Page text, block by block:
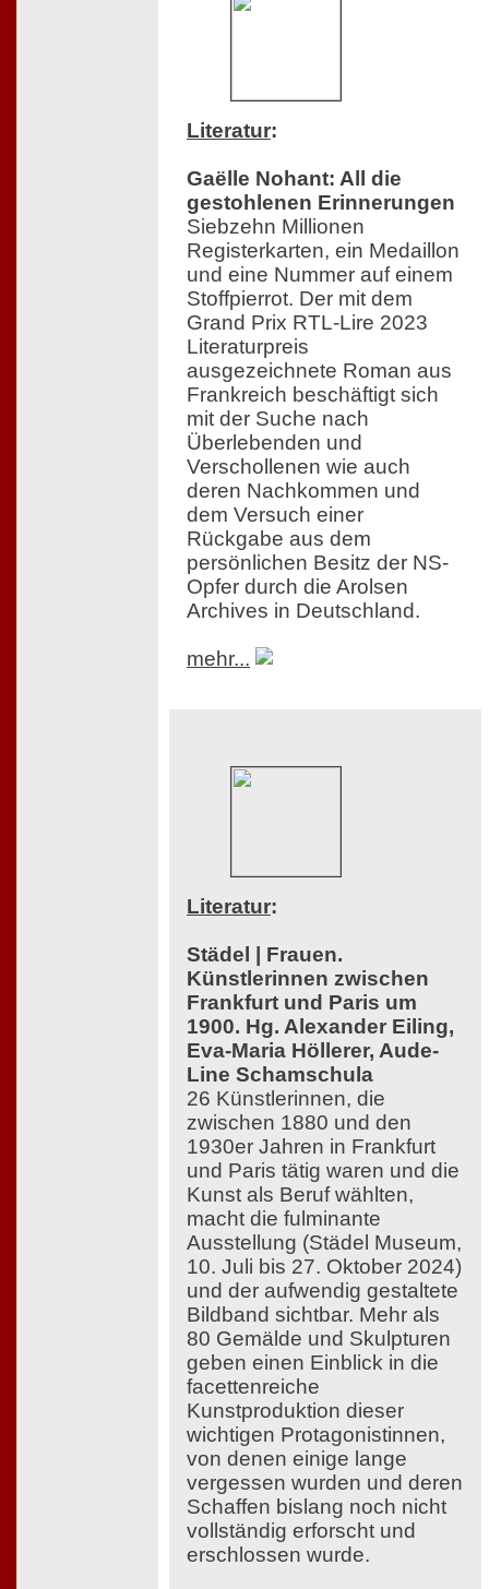
Literatur:
Gaëlle Nohant: All die
gestohlenen Erinnerungen
Siebzehn Millionen
Registerkarten, ein Medaillon
und eine Nummer auf einem
Stoffpierrot. Der mit dem
Grand Prix RTL-Lire 2023
Literaturpreis
ausgezeichnete Roman aus
Frankreich beschäftigt sich
mit der Suche nach
Überlebenden und
Verschollenen wie auch
deren Nachkommen und
dem Versuch einer
Rückgabe aus dem
persönlichen Besitz der NS-
Opfer durch die Arolsen
Archives in Deutschland.
mehr...
Literatur:
Städel | Frauen.
Künstlerinnen zwischen
Frankfurt und Paris um
1900. Hg. Alexander Eiling,
Eva-Maria Höllerer, Aude-
Line Schamschula
26 Künstlerinnen, die
zwischen 1880 und den
1930er Jahren in Frankfurt
und Paris tätig waren und die
Kunst als Beruf wählten,
macht die fulminante
Ausstellung (Städel Museum,
10. Juli bis 27. Oktober 2024)
und der aufwendig gestaltete
Bildband sichtbar. Mehr als
80 Gemälde und Skulpturen
geben einen Einblick in die
facettenreiche
Kunstproduktion dieser
wichtigen Protagonistinnen,
von denen einige lange
vergessen wurden und deren
Schaffen bislang noch nicht
vollständig erforscht und
erschlossen wurde.